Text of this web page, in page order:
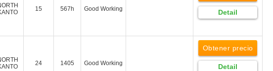
15 567h Good Working Detail
24 1405 Good Working
Obtener precio
Detail